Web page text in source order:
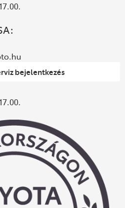
bejelentkezés